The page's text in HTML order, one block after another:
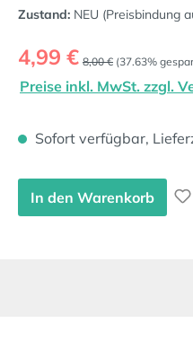
Zustand: NEU (Preisbindung
Verkaufspreis:
4,99 € Regulärer Preis:
8,00 € (37.63%
Preise inkl. MwSt. zzgl.
Sofort verfügbar,
In den Warenkorb